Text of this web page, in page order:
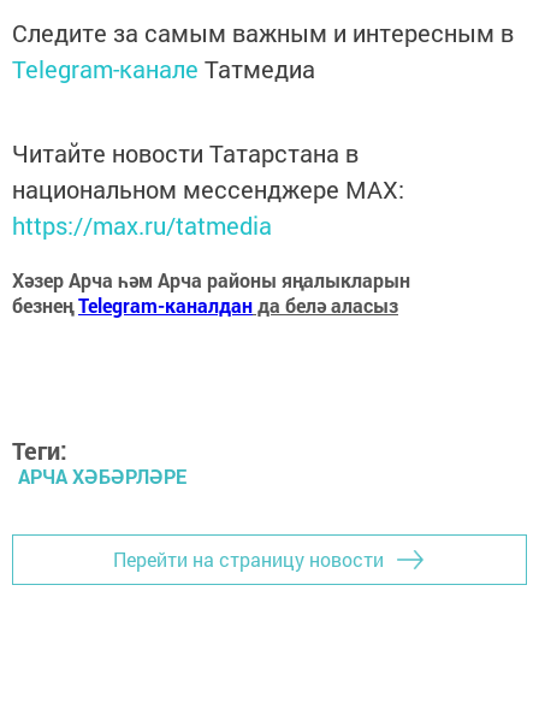
Следите за самым важным и интересным в
Telegram-канале Татмедиа
Читайте новости Татарстана в
национальном мессенджере MАХ:
https://max.ru/tatmedia
Хәзер Арча һәм Арча районы яңалыкларын
безнеңTelegram-каналданда белә аласыз
Теги:
АРЧА ХӘБӘРЛӘРЕ
Перейти на страницу новости